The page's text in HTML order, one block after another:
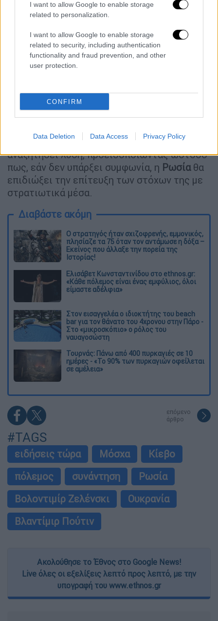
I want to allow Google to enable storage
related to personalization.
I want to allow Google to enable storage
related to security, including authentication
functionality and fraud prevention, and other
user protection.
CONFIRM
Data Deletion Data Access Privacy Policy
τέθηκε και στη συζήτησή του με τον
Ντόναλντ Τραμπ, σημειώνοντας:
Ντόναλντ με ρώτησε αν είναι δυνατόν.
Απάντησα: ας έρθει στη Μόσχα».
Απαντώντας σε ερωτήσεις για την πορεία
υπάρχει «φως στο τέλος του τούνελ» και
ότι, αν επικρατήσει η λογική, μπορεί να
βρεθεί ένας αποδεκτός τρόπος τερματισμού
αμερικανική διοίκηση δείχνει διάθεση να
αναζητήσει λύση, προειδοποιώντας ωστόσο
πως, εάν δεν υπάρξει συμφωνία, η Ρωσίαθα
επιδιώξει την επίτευξη των στόχων της με
στρατιωτικά μέσα.
Διαβάστε ακόμη
O στρατηγός ήταν σχιζοφρενής, εμμονικός,
πλησίαζε τα 75 όταν τον αντάμωσε η δόξα –
Εκείνος που άλλαξε την πορεία της
Ιστορίας!
Ελισάβετ Κωνσταντινίδου στο ethnos.gr:
«Κάθε πόλεμος είναι ένας εμφύλιος, όλοι
είμαστε αδέλφια»
Στον εισαγγελέα ο ιδιοκτήτης του beach
bar για τον θάνατο του 4χρονου στην Πάρο -
Στο «μικροσκόπιο» ο ρόλος του
ναυαγοσώστη
Τουρνάς: Πάνω από 400 πυρκαγιές σε 10
ημέρες - «Το 90% των πυρκαγιών οφείλεται
σε αμέλεια»
επόμενο
άρθρο
#TAGS
ειδήσεις τώρα Μόσχα
Κίεβο
πόλεμος
συνάντηση
Ρωσία
Βολοντιμίρ Ζελένσκι
Ουκρανία
Βλαντίμιρ Πούτιν
Ακολούθησε το Έθνος στο Google News!
Live όλες οι εξελίξεις λεπτό προς λεπτό, με την
υπογραφή του www.ethnos.gr